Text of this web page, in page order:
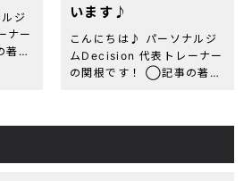
ジ
ナー
者
います♪
こんにちは♪ パーソナルジ
ムDecision 代表トレーナー
の関根です！ ◯記事の著者
Decision 代表トレーナー